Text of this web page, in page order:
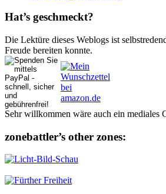
Hat’s ge­schmeckt?
Die Lektüre dieses Weblogs ist
Freude bereiten konnte.
Sehr willkommen wäre auch ein mediales
zonebattler’s other zo­nes: